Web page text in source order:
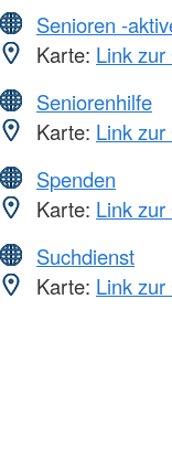
Senioren -
Karte: Link
Seniorenhilfe
Karte: Link
Spenden
Karte: Link
Suchdienst
Karte: Link